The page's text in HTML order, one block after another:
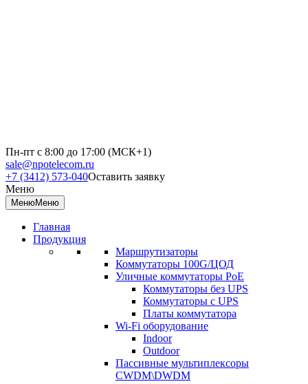
Пн-пт с 8:00 до 17:00 (МСК+1)
sale@npotelecom.ru
+7 (3412) 573-040Оставить заявку
Меню
МенюМеню
Главная
Продукция
Маршрутизаторы
Коммутаторы 100G/ЦОД
Уличные коммутаторы PoE
Коммутаторы без UPS
Коммутаторы с UPS
Платы коммутатора
Wi-Fi оборудование
Indoor
Outdoor
Пассивные мультиплексоры
CWDM\DWDM